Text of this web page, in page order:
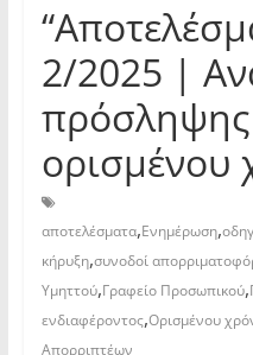
2/2025 |
ορισμένου
αποτελέσματα,Ενημέρωση,
κήρυξη,συνοδοί
Υμηττού,Γραφείο Προσωπικού,
ενδιαφέροντος,Ορισμένου
Απορριπτέων